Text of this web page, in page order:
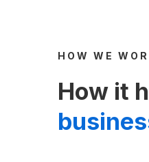
HOW WE
How it